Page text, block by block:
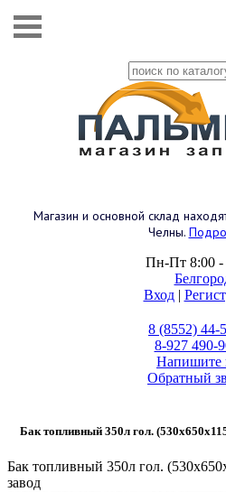
Магазин и основной склад
Челны.
Пн-Пт 8:00 -
Вход|
8 (8552) 44-
8-927 490-
Напишите
Обратный
Бак топливный 350л гол.
Бак топливный 350л гол.
завод